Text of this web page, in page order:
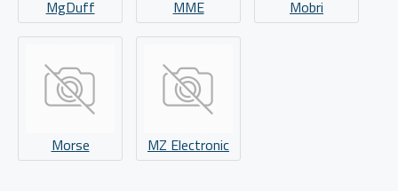
MgDuff MME Mobri
Morse MZ Electronic